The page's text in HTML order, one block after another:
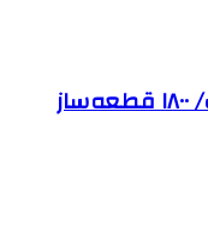
بازار قطعه‌سازی رقابتی است/ ۱۸۰۰ قطعه‌ساز